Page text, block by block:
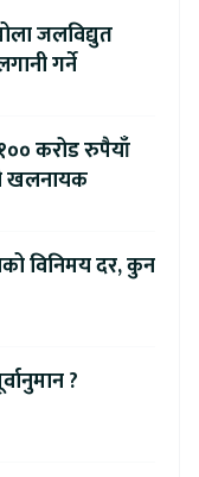
जलविद्युत
गर्ने
करोड रुपैयाँ
खलनायक
विनिमय दर, कुन
?